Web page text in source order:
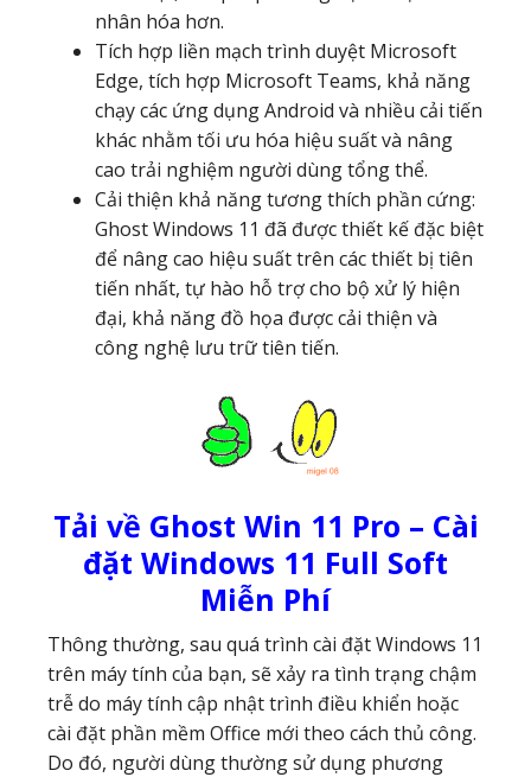
nhân hóa hơn.
Tích hợp liền mạch trình duyệt Microsoft
Edge, tích hợp Microsoft Teams, khả năng
chạy các ứng dụng Android và nhiều cải tiến
khác nhằm tối ưu hóa hiệu suất và nâng
cao trải nghiệm người dùng tổng thể.
Cải thiện khả năng tương thích phần cứng:
Ghost Windows 11 đã được thiết kế đặc biệt
để nâng cao hiệu suất trên các thiết bị tiên
tiến nhất, tự hào hỗ trợ cho bộ xử lý hiện
đại, khả năng đồ họa được cải thiện và
công nghệ lưu trữ tiên tiến.
Tải về Ghost Win 11 Pro – Cài
đặt Windows 11 Full Soft
Miễn Phí
Thông thường, sau quá trình cài đặt Windows 11
trên máy tính của bạn, sẽ xảy ra tình trạng chậm
trễ do máy tính cập nhật trình điều khiển hoặc
cài đặt phần mềm Office mới theo cách thủ công.
Do đó, người dùng thường sử dụng phương